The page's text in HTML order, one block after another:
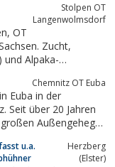
Stolpen OT
Langenwolmsdorf
Zucht,
und Alpaka-
Chemnitz OT Euba
Euba in der
Seit über 20 Jahren
Außengehege.
u.a.
Herzberg
(Elster)